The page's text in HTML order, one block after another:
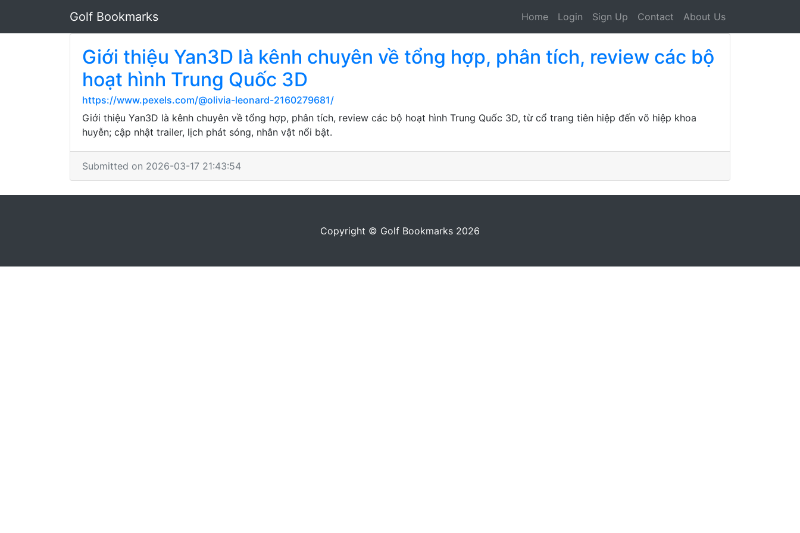
Golf Bookmarks Home Login Sign Up Contact About Us
Giới thiệu Yan3D là kênh chuyên về tổng hợp, phân tích, review các bộ
hoạt hình Trung Quốc 3D
https://www.pexels.com/@olivia-leonard-2160279681/
Giới thiệu Yan3D là kênh chuyên về tổng hợp, phân tích, review các bộ hoạt hình Trung Quốc 3D, từ cổ trang tiên hiệp đến võ hiệp khoa
huyễn; cập nhật trailer, lịch phát sóng, nhân vật nổi bật.
Submitted on 2026-03-17 21:43:54
Copyright © Golf Bookmarks 2026